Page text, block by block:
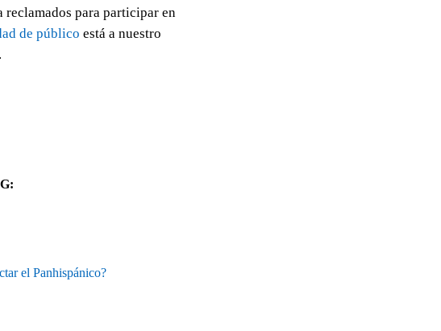
para participar en
de público está a nuestro
el Panhispánico?